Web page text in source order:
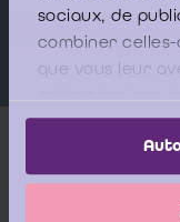
sociaux, de
combiner
que vous leur
services.